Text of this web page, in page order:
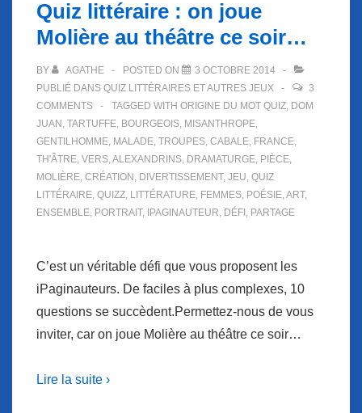
Quiz littéraire : on joue
Molière au théâtre ce soir…
BY AGATHE POSTED ON
3 OCTOBRE 2014
PUBLIÉ DANS QUIZ LITTÉRAIRES ET AUTRES JEUX
3
COMMENTS
TAGGED WITH ORIGINE DU MOT QUIZ, DOM
JUAN , TARTUFFE, BOURGEOIS, MISANTHROPE,
GENTILHOMME, MALADE, TROUPES, CABALE, FRANCE,
TH'ÂTRE, VERS,ALEXANDRINS, DRAMATURGE, PIÈCE,
MOLIÈRE, CRÉATION , DIVERTISSEMENT, JEU, QUIZ
LITTÉRAIRE, QUIZZ, LITTÉRATURE, FEMMES, POÉSIE,ART,
ENSEMBLE, PORTRAIT, IPAGINAUTEUR, DÉFI , PARTAGE
C’est un véritable défi que vous proposent les
iPaginauteurs. De faciles à plus complexes, 10
questions se succèdent.Permettez-nous de vous
inviter, car on joue Molière au théâtre ce soir…
Lire la suite ›